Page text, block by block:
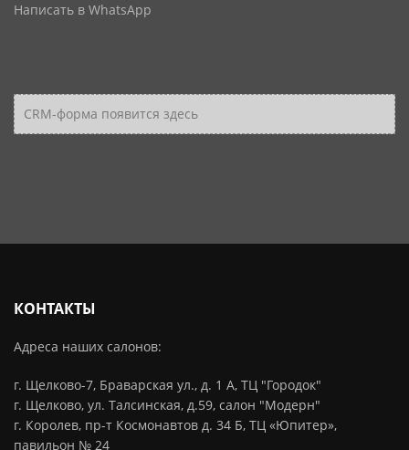
Написать в WhatsApp
CRM-форма появится здесь
КОНТАКТЫ
Адреса наших салонов:
г. Щелково-7, Браварская ул., д. 1 А, ТЦ "Городок"
г. Щелково, ул. Талсинская, д.59, салон "Модерн"
г. Королев, пр-т Космонавтов д. 34 Б, ТЦ «Юпитер»,
павильон № 24